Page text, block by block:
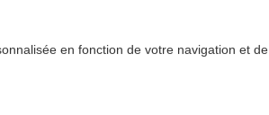
en fonction de votre navigation et de